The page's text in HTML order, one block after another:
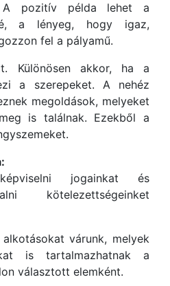
A pozitív példa lehet a
a lényeg, hogy igaz,
fel a pályamű.
Különösen akkor, ha a
a szerepeket. A nehéz
megoldások, melyeket
is találnak. Ezekből a
jogainkat és
kötelezettségeinket
várunk, melyek
is tartalmazhatnak a
választott elemként.